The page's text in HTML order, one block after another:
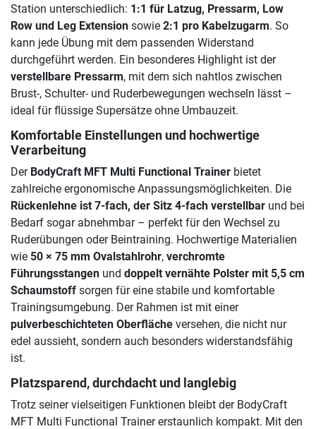
Station unterschiedlich: 1:1 für Latzug, Pressarm, Low
Row und Leg Extension sowie 2:1 pro Kabelzugarm. So
kann jede Übung mit dem passenden Widerstand
durchgeführt werden. Ein besonderes Highlight ist der
verstellbare Pressarm, mit dem sich nahtlos zwischen
Brust-, Schulter- und Ruderbewegungen wechseln lässt –
ideal für flüssige Supersätze ohne Umbauzeit.
Komfortable Einstellungen und hochwertige
Verarbeitung
Der BodyCraft MFT Multi Functional Trainer bietet
zahlreiche ergonomische Anpassungsmöglichkeiten. Die
Rückenlehne ist 7-fach, der Sitz 4-fach verstellbar und bei
Bedarf sogar abnehmbar – perfekt für den Wechsel zu
Ruderübungen oder Beintraining. Hochwertige Materialien
wie 50 × 75 mm Ovalstahlrohr, verchromte
Führungsstangen und doppelt vernähte Polster mit 5,5 cm
Schaumstoff sorgen für eine stabile und komfortable
Trainingsumgebung. Der Rahmen ist mit einer
pulverbeschichteten Oberfläche versehen, die nicht nur
edel aussieht, sondern auch besonders widerstandsfähig
ist.
Platzsparend, durchdacht und langlebig
Trotz seiner vielseitigen Funktionen bleibt der BodyCraft
MFT Multi Functional Trainer erstaunlich kompakt. Mit den